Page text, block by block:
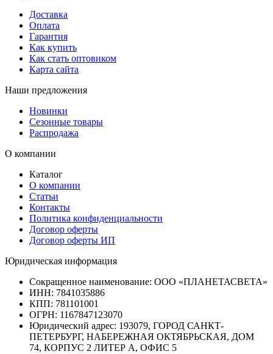
Доставка
Оплата
Гарантия
Как купить
Как стать оптовиком
Карта сайта
Наши предложения
Новинки
Сезонные товары
Распродажа
О компании
Каталог
О компании
Статьи
Контакты
Политика конфиденциальности
Договор оферты
Договор оферты ИП
Юридическая информация
Сокращенное наименование: ООО «ПЛАНЕТАСВЕТА»
ИНН: 7841035886
КПП: 781101001
ОГРН: 1167847123070
Юридический адрес: 193079, ГОРОД САНКТ-
ПЕТЕРБУРГ, НАБЕРЕЖНАЯ ОКТЯБРЬСКАЯ, ДОМ
74, КОРПУС 2 ЛИТЕР А, ОФИС 5